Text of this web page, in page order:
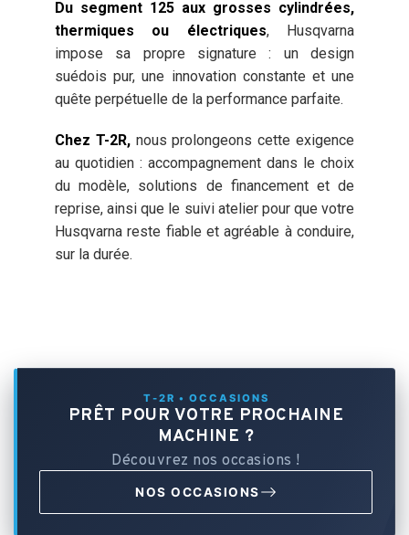
Du segment 125 aux grosses cylindrées,
thermiques ou électriques, Husqvarna
impose sa propre signature : un design
suédois pur, une innovation constante et une
quête perpétuelle de la performance parfaite.
Chez T-2R,nous prolongeons cette exigence
au quotidien : accompagnement dans le choix
du modèle, solutions de financement et de
reprise, ainsi que le suivi atelier pour que votre
Husqvarna reste fiable et agréable à conduire,
sur la durée.
T-2R • OCCASIONS
PRÊT POUR VOTRE PROCHAINE
MACHINE ?
Découvrez nos occasions !
NOS OCCASIONS